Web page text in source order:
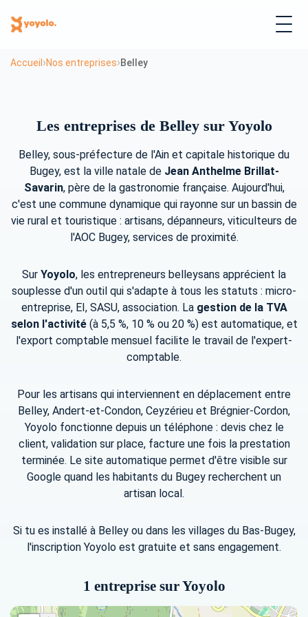
Accueil ›Nos entreprises›Belley
Les entreprises de Belley sur Yoyolo
Belley, sous-préfecture de l'Ain et capitale historique du
Bugey, est la ville natale de Jean Anthelme Brillat-
Savarin, père de la gastronomie française. Aujourd'hui,
c'est une commune dynamique qui rayonne sur un bassin de
vie rural et touristique : artisans, dépanneurs, viticulteurs de
l'AOC Bugey, services de proximité.
Sur Yoyolo, les entrepreneurs belleysans apprécient la
souplesse d'un outil qui s'adapte à tous les statuts : micro-
entreprise, EI, SASU, association. La gestion de la TVA
selon l'activité(à 5,5 %, 10 % ou 20 %) est automatique, et
l'export comptable mensuel facilite le travail de l'expert-
comptable.
Pour les artisans qui interviennent en déplacement entre
Belley, Andert-et-Condon, Ceyzérieu et Brégnier-Cordon,
Yoyolo fonctionne depuis un téléphone : devis chez le
client, validation sur place, facture une fois la prestation
terminée. Le site automatique permet d'être visible sur
Google quand les habitants du Bugey recherchent un
artisan local.
Si tu es installé à Belley ou dans les villages du Bas-Bugey,
l'inscription Yoyolo est gratuite et sans engagement.
1 entreprise sur Yoyolo